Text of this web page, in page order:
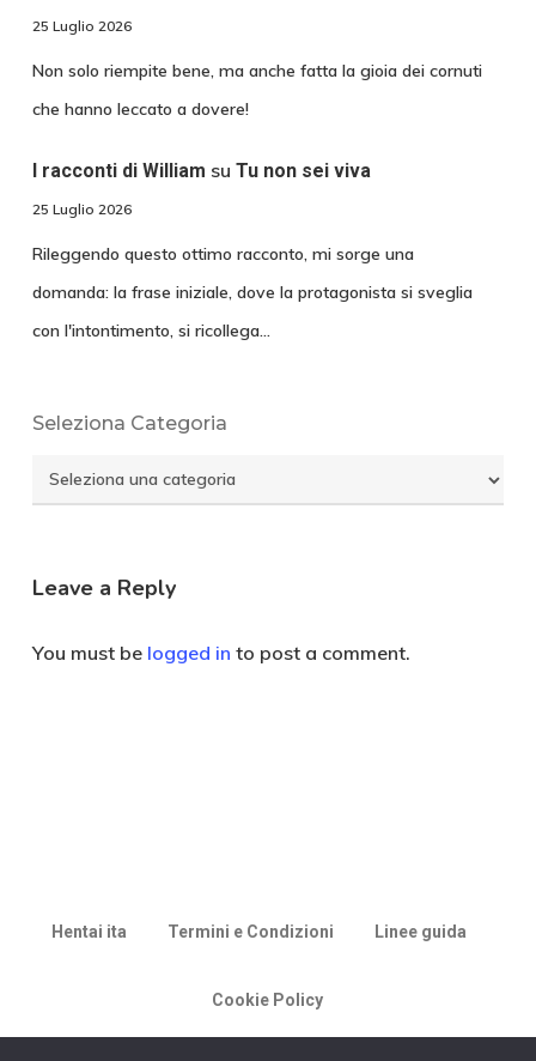
25 Luglio 2026
Non solo riempite bene, ma anche fatta la gioia dei cornuti
che hanno leccato a dovere!
I racconti di William su Tu non sei viva
25 Luglio 2026
Rileggendo questo ottimo racconto, mi sorge una
domanda: la frase iniziale, dove la protagonista si sveglia
con l'intontimento, si ricollega…
Seleziona Categoria
Seleziona
Categoria
Leave a Reply
You must be logged in to post a comment.
Hentai ita Termini e Condizioni Linee guida
Cookie Policy